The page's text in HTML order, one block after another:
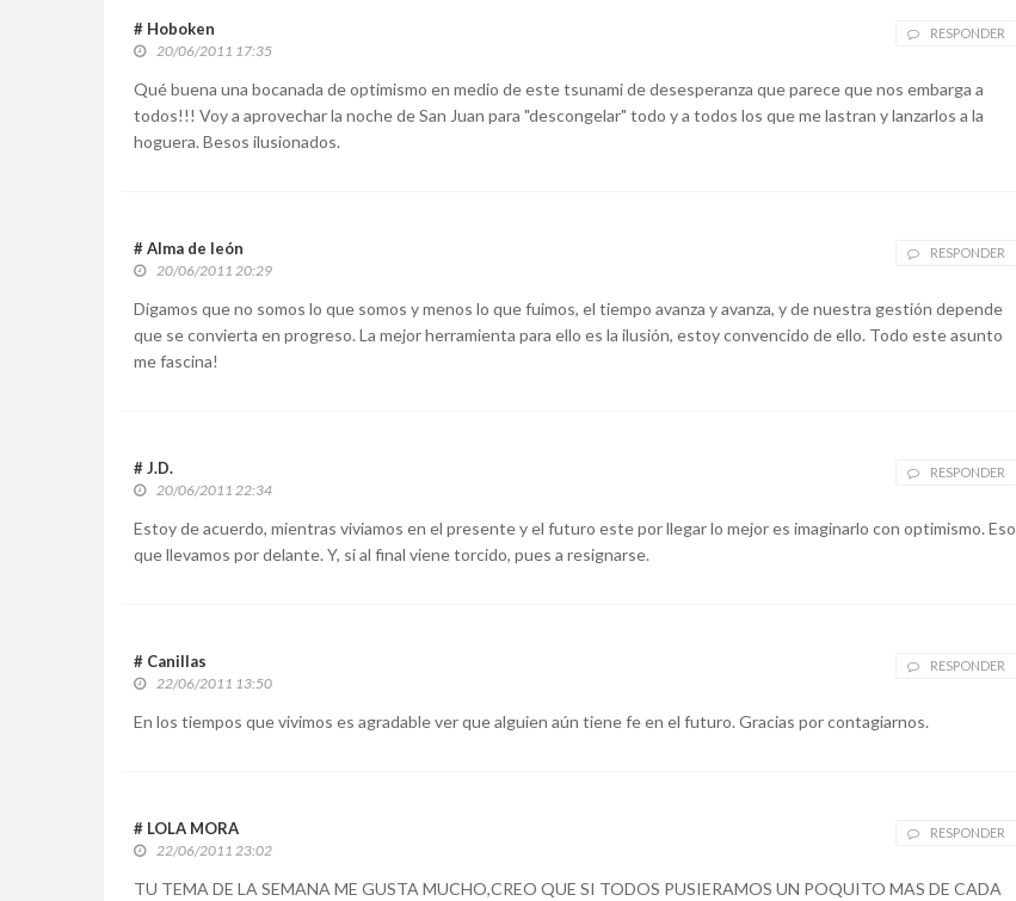
# Hoboken RESPONDER
20/06/2011 17:35
Qué buena una bocanada de optimismo en medio de este tsunami de desesperanza que parece que nos embarga a
todos!!! Voy a aprovechar la noche de San Juan para "descongelar" todo y a todos los que me lastran y lanzarlos a la
hoguera. Besos ilusionados.
# Alma de león RESPONDER
20/06/2011 20:29
Digamos que no somos lo que somos y menos lo que fuimos, el tiempo avanza y avanza, y de nuestra gestión depende
que se convierta en progreso. La mejor herramienta para ello es la ilusión, estoy convencido de ello. Todo este asunto
me fascina!
# J.D. RESPONDER
20/06/2011 22:34
Estoy de acuerdo, mientras viviamos en el presente y el futuro este por llegar lo mejor es imaginarlo con optimismo. Eso
que llevamos por delante. Y, si al final viene torcido, pues a resignarse.
# Canillas RESPONDER
22/06/2011 13:50
En los tiempos que vivimos es agradable ver que alguien aún tiene fe en el futuro. Gracias por contagiarnos.
# LOLA MORA RESPONDER
22/06/2011 23:02
TU TEMA DE LA SEMANA ME GUSTA MUCHO,CREO QUE SI TODOS PUSIERAMOS UN POQUITO MAS DE CADA